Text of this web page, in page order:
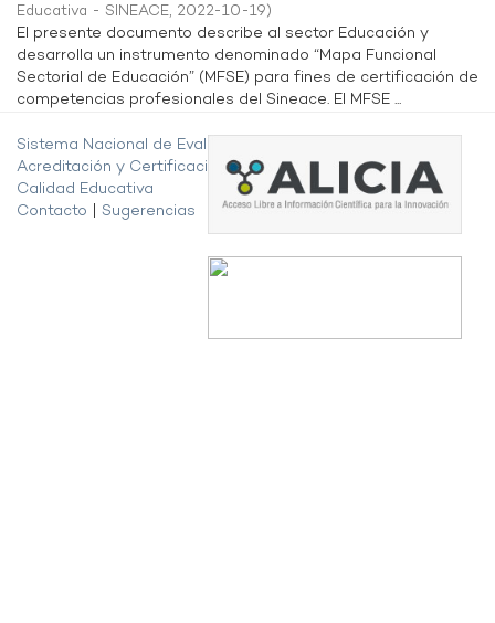
Educativa - SINEACE, 2022-10-19)
El presente documento describe al sector Educación y
desarrolla un instrumento denominado “Mapa Funcional
Sectorial de Educación” (MFSE) para fines de certificación de
competencias profesionales del Sineace. El MFSE ...
Sistema Nacional de Evaluación,
Acreditación y Certificación de la
Calidad Educativa
Contacto
Sugerencias